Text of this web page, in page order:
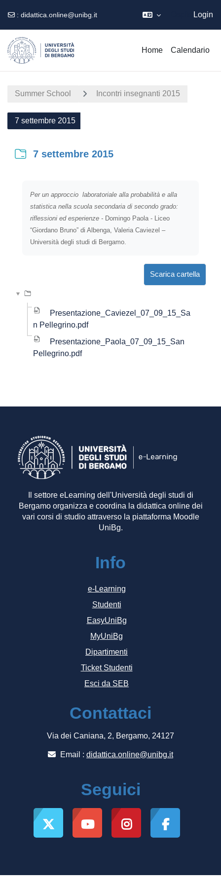
: didattica.online@unibg.it Login
Home Calendario
Summer School Incontri insegnanti 2015
7 settembre 2015
7 settembre 2015
Per un approccio laboratoriale alla probabilità e alla
statistica nella scuola secondaria di secondo grado:
riflessioni ed esperienze ­- Domingo Paola - Liceo
“Giordano Bruno” di Albenga, Valeria Caviezel –
Università degli studi di Bergamo.
Scarica cartella
Presentazione_Caviezel_07_09_15_Sa
n Pellegrino.pdf
Presentazione_Paola_07_09_15_San
Pellegrino.pdf
Il settore eLearning dell'Università degli studi di
Bergamo organizza e coordina la didattica online dei
vari corsi di studio attraverso la piattaforma Moodle
UniBg.
Info
e-Learning
Studenti
EasyUniBg
MyUniBg
Dipartimenti
Ticket Studenti
Esci da SEB
Contattaci
Via dei Caniana, 2, Bergamo, 24127
Email : didattica.online@unibg.it
Seguici